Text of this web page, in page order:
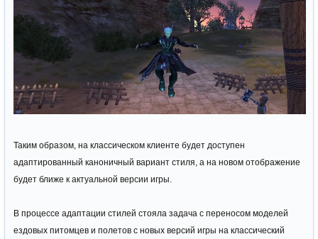
Таким образом, на классическом клиенте будет доступен
адаптированный каноничный вариант стиля, а на новом отображение
будет ближе к актуальной версии игры.
В процессе адаптации стилей стояла задача с переносом моделей
ездовых питомцев и полетов с новых версий игры на классический